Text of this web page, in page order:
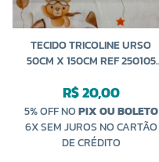
TECIDO TRICOLINE URSO
50CM X 150CM REF 250105
R$ 20,00
5% OFF NOPIX OU BOLETO
6X SEM JUROS NO CARTÃO
DE CRÉDITO